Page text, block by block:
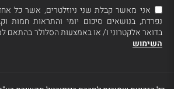
אני מאשר קבלת שני ניוזלטרים, אשר כל
נפרדת, בנושאים סיכום יומי והתראות חמות
בדואר אלקטרוני ו/ או באמצעות הסלולר בהתאם
השימוש